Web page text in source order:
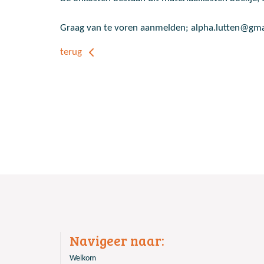
Graag van te voren aanmelden;
terug
Navigeer naar:
Welkom